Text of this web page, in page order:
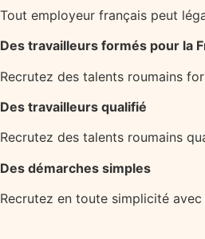
Tout employeur français peut
Des travailleurs formés pour la
Recrutez des talents roumains
Des travailleurs qualifié
Recrutez des talents roumains
Des démarches simples
Recrutez en toute simplicité